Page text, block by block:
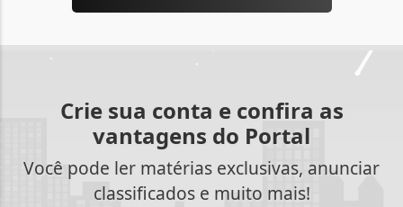
Crie sua conta e confira as
vantagens do Portal
Você pode ler matérias exclusivas, anunciar
classificados e muito mais!